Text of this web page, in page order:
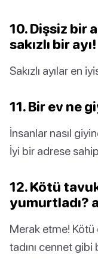
10. Dişsiz bir
sakızlı bir ayı!
Sakızlı ayılar en
11. Bir ev ne
İnsanlar nasıl
İyi bir adrese
12. Kötü
yumurtladı?
Merak etme! Kötü
tadını cennet gibi